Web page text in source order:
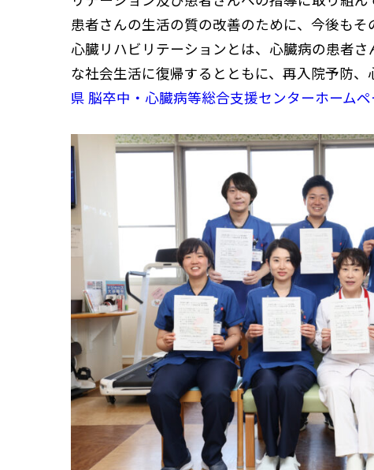
患者さんの生活の質の改善のために、今後もそ
心臓リハビリテーションとは、心臓病の患者
な社会生活に復帰するとともに、再入院予防
県 脳卒中・心臓病等総合支援センターホームペ